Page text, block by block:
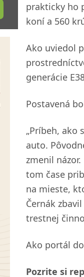
prakticky ho
koní a 560
Ako uviedol
generácie
Postavená
„Príbeh, ako
auto.
zmenil
tom čase
na mieste,
Černák
trestnej
Ako portál
Pozrite si